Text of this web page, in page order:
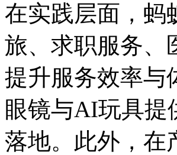
在实践层面，蚂
旅、求职服务、
提升服务效率与
眼镜与AI玩具提
落地。此外，在